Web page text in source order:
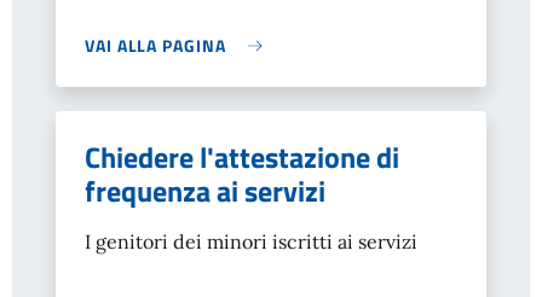
VAI ALLA PAGINA
Chiedere l'attestazione di
frequenza ai servizi
I genitori dei minori iscritti ai servizi